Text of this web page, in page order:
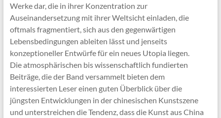
Werke dar, die in ihrer Konzentration zur
Auseinandersetzung mit ihrer Weltsicht einladen, die
oftmals fragmentiert, sich aus den gegenwärtigen
Lebensbedingungen ableiten lässt und jenseits
konzeptioneller Entwürfe für ein neues Utopia liegen.
Die atmosphärischen bis wissenschaftlich fundierten
Beiträge, die der Band versammelt bieten dem
interessierten Leser einen guten Überblick über die
jüngsten Entwicklungen in der chinesischen Kunstszene
und unterstreichen die Tendenz, dass die Kunst aus China